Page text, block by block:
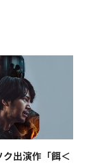
出演作「餌＜